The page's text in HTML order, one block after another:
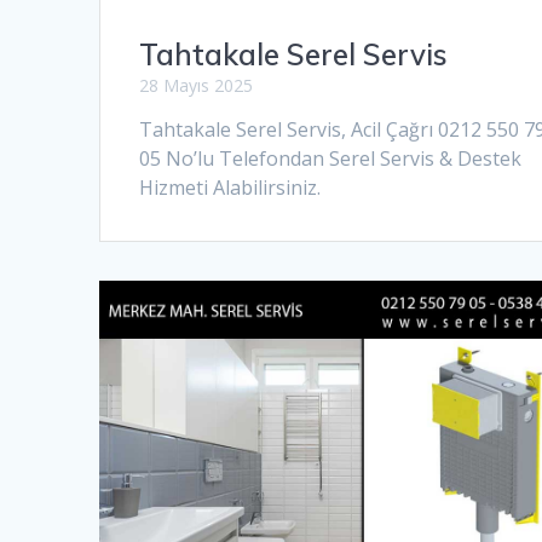
Tahtakale Serel Servis
28 Mayıs 2025
Tahtakale Serel Servis, Acil Çağrı 0212 550
05 No’lu Telefondan Serel Servis & Destek
Hizmeti Alabilirsiniz.